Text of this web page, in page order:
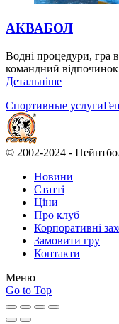
АКВАБОЛ
Водні процедури, гра
командний
Детальніше
Спортивные услуги
© 2002-2024 -
Новини
Статті
Ціни
Про клуб
Корпоративні
Замовити гру
Контакти
Меню
Go to Top